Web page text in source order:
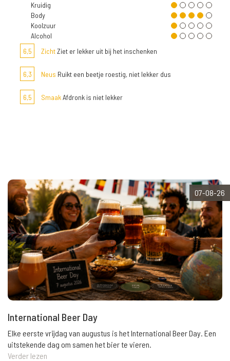
Kruidig
Body
Koolzuur
Alcohol
6,5
ZichtZiet er lekker uit bij het inschenken
6,3 Neus Ruikt een beetje roestig, niet lekker dus
6,5 SmaakAfdronk is niet lekker
07-08-26
International Beer Day
Elke eerste vrijdag van augustus is het International Beer Day. Een
uitstekende dag om samen het bier te vieren.
Verder lezen